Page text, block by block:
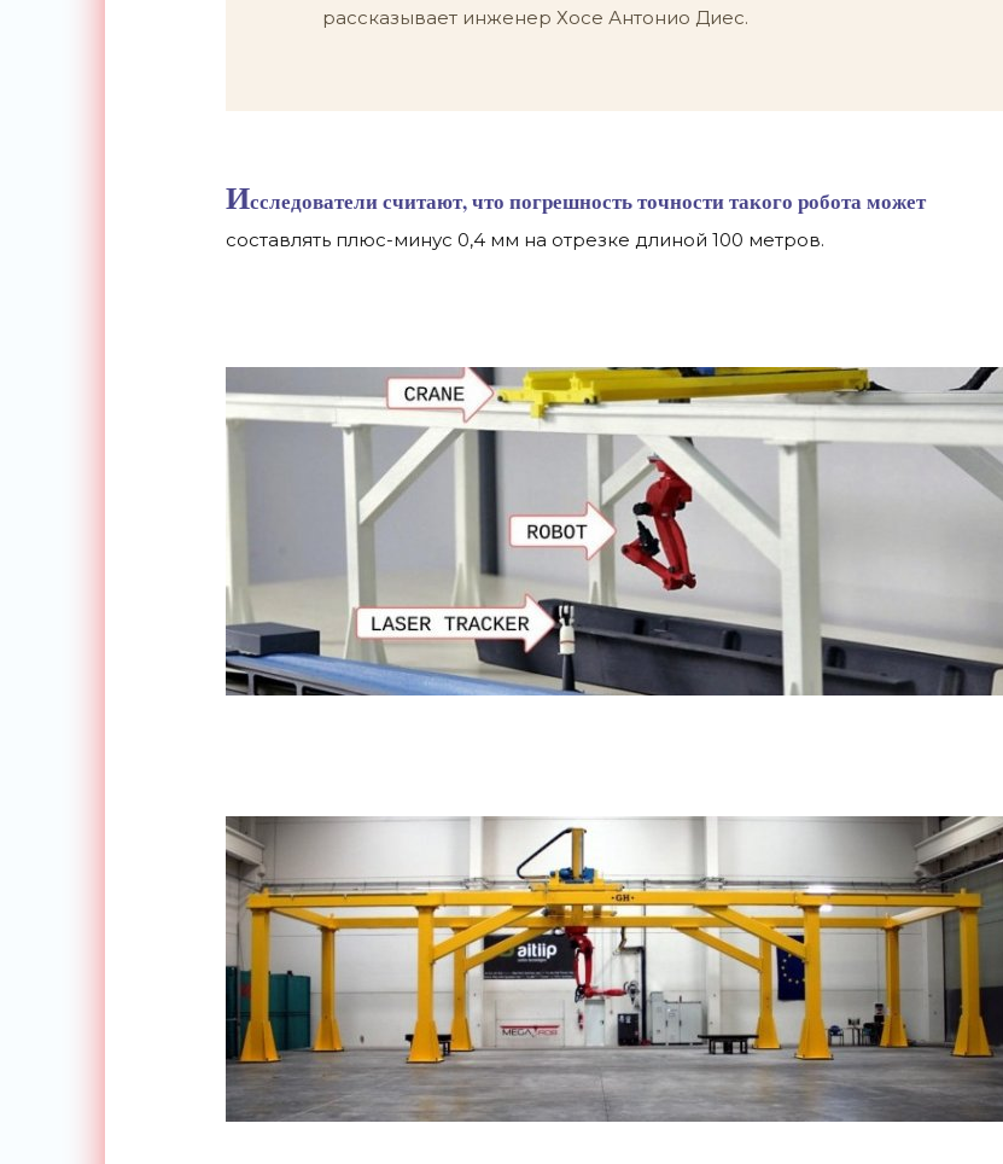
рассказывает инженер Хосе Антонио Диес.
Исследователи считают, что погрешность точности такого робота может
составлять плюс-минус 0,4 мм на отрезке длиной 100 метров.